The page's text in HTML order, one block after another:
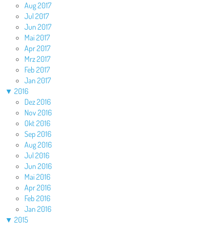
Aug 2017
Jul 2017
Jun 2017
Mai 2017
Apr 2017
Mrz 2017
Feb 2017
Jan 2017
▼ 2016
Dez 2016
Nov 2016
Okt 2016
Sep 2016
Aug 2016
Jul 2016
Jun 2016
Mai 2016
Apr 2016
Feb 2016
Jan 2016
▼ 2015